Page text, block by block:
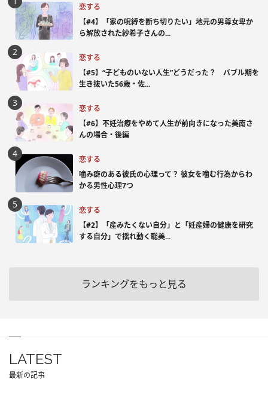
恋する
【#4】「家の呪縛を断ち切りたい」地元の男尊女卑か
ら解放された紗希子さんの...
恋する
【#5】“子どものいない人生”どうだった？ バブル期を
生き抜いた56歳・佐...
恋する
【#6】不妊治療をやめて人生が前向きになった美南さ
んの場合・後編
恋する
噛み癖のある彼氏の心理って？ 彼女を噛む行為からわ
かる男性心理7つ
恋する
【#2】「産みたくない自分」と「妊産婦の健康を研究
する自分」で揺れ動く聡美...
ランキングをもっと見る
LATEST
最新の記事